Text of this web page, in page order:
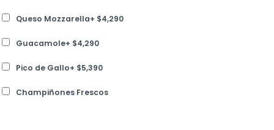
Queso Mozzarella+ $4,290
Guacamole+ $4,290
Pico de Gallo+ $5,390
Champiñones Frescos